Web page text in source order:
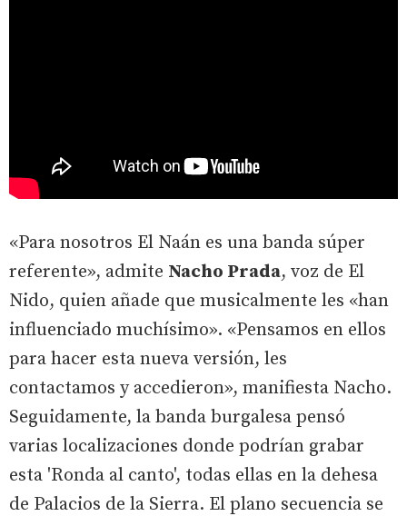
«Para nosotros El Naán es una banda súper
referente», admite Nacho Prada, voz de El
Nido, quien añade que musicalmente les «han
influenciado muchísimo». «Pensamos en ellos
para hacer esta nueva versión, les
contactamos y accedieron», manifiesta Nacho.
Seguidamente, la banda burgalesa pensó
varias localizaciones donde podrían grabar
esta 'Ronda al canto', todas ellas en la dehesa
de Palacios de la Sierra. El plano secuencia se